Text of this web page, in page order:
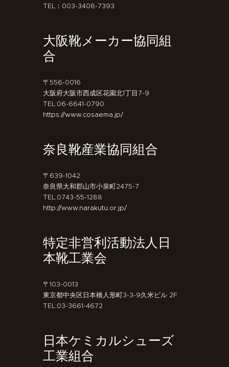
TEL：003-3408-7393
大阪靴メーカー協同組
合
〒556-0016
大阪府大阪市西成区花園北1丁目7-9
TEL:06-6641-0790
https://www.cosaema.jp/
奈良靴産業協同組合
〒639-1042
奈良県大和郡山市小泉町2475-7
TEL:0743-55-1288
http://www.narakutu.or.jp/
特定非営利活動法人日
本靴工業会
〒103-0013
東京都中央区日本橋人形町3-3-9久米ビル 2F
TEL:03-3661-4672
日本ケミカルシューズ
工業組合